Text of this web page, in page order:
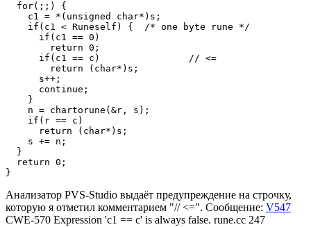
  for(;;) {
    c1 = *(unsigned char*)s;
    if(c1 < Runeself) {  /* one byte rune */
      if(c1 == 0)
        return 0;
      if(c1 == c)                // <=
        return (char*)s;
      s++;
      continue;
    }
    n = chartorune(&r, s);
    if(r == c)
      return (char*)s;
    s += n;
  }
  return 0;
}
Анализатор PVS-Studio выдаёт предупреждение на строчку,
которую я отметил комментарием "// <=". Сообщение: V547
CWE-570 Expression 'c1 == c' is always false. rune.cc 247